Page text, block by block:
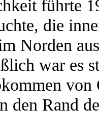
führte
die
Norden
war es
von
den Rand